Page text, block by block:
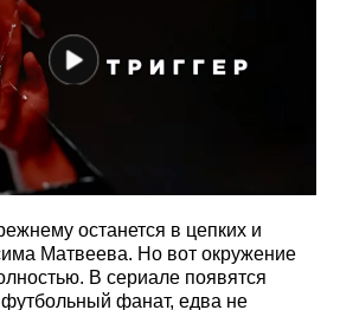
останется в цепких и
Матвеева. Но вот окружение
В сериале появятся
фанат, едва не